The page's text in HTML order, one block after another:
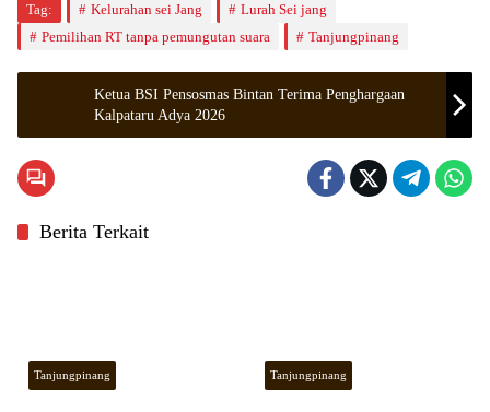
Tag: Kelurahan sei Jang
Lurah Sei jang
Pemilihan RT tanpa pemungutan suara
Tanjungpinang
Ketua BSI Pensosmas Bintan Terima Penghargaan
Kalpataru Adya 2026
Berita Terkait
Tanjungpinang Tanjungpinang